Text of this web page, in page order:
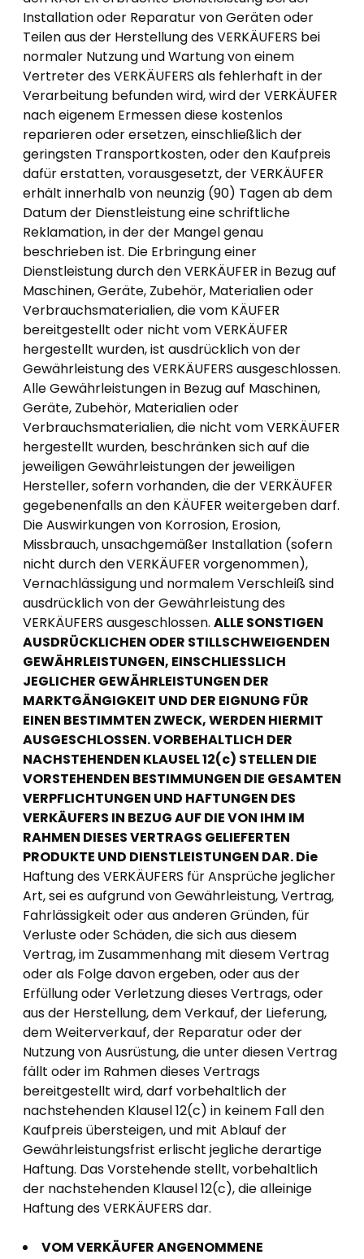
Installation oder Reparatur von Geräten oder
Teilen aus der Herstellung des VERKÄUFERS bei
normaler Nutzung und Wartung von einem
Vertreter des VERKÄUFERS als fehlerhaft in der
Verarbeitung befunden wird, wird der VERKÄUFER
nach eigenem Ermessen diese kostenlos
reparieren oder ersetzen, einschließlich der
geringsten Transportkosten, oder den Kaufpreis
dafür erstatten, vorausgesetzt, der VERKÄUFER
erhält innerhalb von neunzig (90) Tagen ab dem
Datum der Dienstleistung eine schriftliche
Reklamation, in der der Mangel genau
beschrieben ist. Die Erbringung einer
Dienstleistung durch den VERKÄUFER in Bezug auf
Maschinen, Geräte, Zubehör, Materialien oder
Verbrauchsmaterialien, die vom KÄUFER
bereitgestellt oder nicht vom VERKÄUFER
hergestellt wurden, ist ausdrücklich von der
Gewährleistung des VERKÄUFERS ausgeschlossen.
Alle Gewährleistungen in Bezug auf Maschinen,
Geräte, Zubehör, Materialien oder
Verbrauchsmaterialien, die nicht vom VERKÄUFER
hergestellt wurden, beschränken sich auf die
jeweiligen Gewährleistungen der jeweiligen
Hersteller, sofern vorhanden, die der VERKÄUFER
gegebenenfalls an den KÄUFER weitergeben darf.
Die Auswirkungen von Korrosion, Erosion,
Missbrauch, unsachgemäßer Installation (sofern
nicht durch den VERKÄUFER vorgenommen),
Vernachlässigung und normalem Verschleiß sind
ausdrücklich von der Gewährleistung des
VERKÄUFERS ausgeschlossen. ALLE SONSTIGEN
AUSDRÜCKLICHEN ODER STILLSCHWEIGENDEN
GEWÄHRLEISTUNGEN, EINSCHLIESSLICH
JEGLICHER GEWÄHRLEISTUNGEN DER
MARKTGÄNGIGKEIT UND DER EIGNUNG FÜR
EINEN BESTIMMTEN ZWECK, WERDEN HIERMIT
AUSGESCHLOSSEN. VORBEHALTLICH DER
NACHSTEHENDEN KLAUSEL 12(c) STELLEN DIE
VORSTEHENDEN BESTIMMUNGEN DIE GESAMTEN
VERPFLICHTUNGEN UND HAFTUNGEN DES
VERKÄUFERS IN BEZUG AUF DIE VON IHM IM
RAHMEN DIESES VERTRAGS GELIEFERTEN
PRODUKTE UND DIENSTLEISTUNGEN DAR. Die
Haftung des VERKÄUFERS für Ansprüche jeglicher
Art, sei es aufgrund von Gewährleistung, Vertrag,
Fahrlässigkeit oder aus anderen Gründen, für
Verluste oder Schäden, die sich aus diesem
Vertrag, im Zusammenhang mit diesem Vertrag
oder als Folge davon ergeben, oder aus der
Erfüllung oder Verletzung dieses Vertrags, oder
aus der Herstellung, dem Verkauf, der Lieferung,
dem Weiterverkauf, der Reparatur oder der
Nutzung von Ausrüstung, die unter diesen Vertrag
fällt oder im Rahmen dieses Vertrags
bereitgestellt wird, darf vorbehaltlich der
nachstehenden Klausel 12(c) in keinem Fall den
Kaufpreis übersteigen, und mit Ablauf der
Gewährleistungsfrist erlischt jegliche derartige
Haftung. Das Vorstehende stellt, vorbehaltlich
der nachstehenden Klausel 12(c), die alleinige
Haftung des VERKÄUFERS dar.
VOM VERKÄUFER ANGENOMMENE